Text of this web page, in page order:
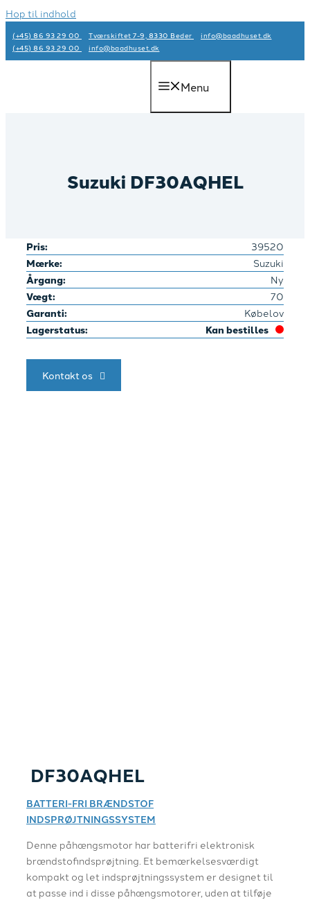
Hop til indhold
(+45) 86 93 29 00 Tværskiftet 7-9, 8330 Beder
info@baadhuset.dk​
(+45) 86 93 29 00
info@baadhuset.dk​
Menu
Suzuki DF30AQHEL
Pris: 39520
Mærke: Suzuki
Årgang: Ny
Vægt: 70
Garanti: Købelov
Lagerstatus: Kan bestilles
Kontakt os
DF30AQHEL
BATTERI-FRI BRÆNDSTOF
INDSPRØJTNINGSSYSTEM
Denne påhængsmotor har batterifri elektronisk
brændstofindsprøjtning. Et bemærkelsesværdigt
kompakt og let indsprøjtningssystem er designet til
at passe ind i disse påhængsmotorer, uden at tilføje